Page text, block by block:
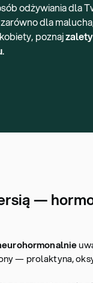
odżywiania dla
dla
poznaj
.
—
— prolaktyna,